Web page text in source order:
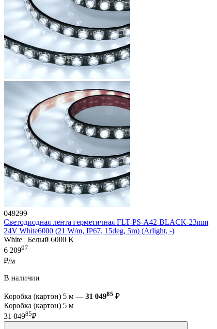
049299
Светодиодная лента герметичная FLT-PS-A42-BLACK-23mm
24V White6000 (21 W/m, IP67, 15deg, 5m) (Arlight, -)
White | Белый 6000 K
6 20997
₽/м
В наличии
Коробка (картон) 5 м — 31 04985 ₽
Коробка (картон) 5 м
31 04985₽